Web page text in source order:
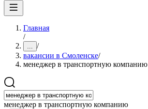
Главная
/
... /
вакансии в Смоленске/
менеджер в транспортную компанию
менеджер в транспортную компанию